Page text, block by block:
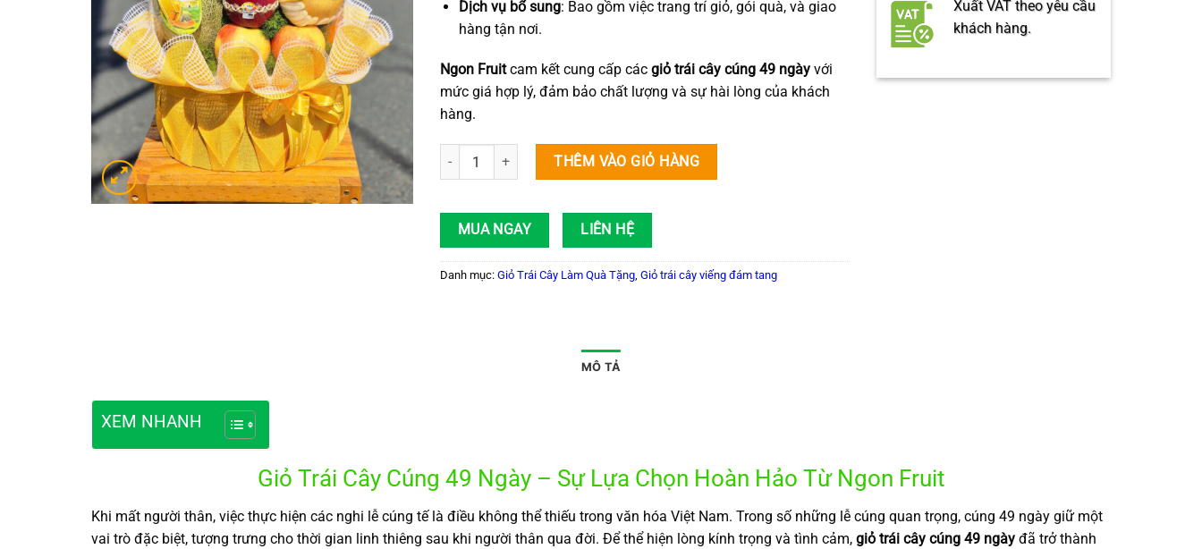
Dịch vụ bổ sung: Bao gồm việc trang trí giỏ, gói quà, và giao
hàng tận nơi.
Ngon Fruitcam kết cung cấp các giỏ trái cây cúng 49 ngày với
mức giá hợp lý, đảm bảo chất lượng và sự hài lòng của khách
hàng.
Giỏ trái cây cúng 49 ngày số lượngTHÊM VÀO GIỎ HÀNG
MUA NGAY LIÊN HỆ
Danh mục: Giỏ Trái Cây Làm Quà Tặng, Giỏ trái cây viếng đám tang
Xuất VAT theo yêu cầu
khách hàng.
MÔ TẢ
XEM NHANH
Giỏ Trái Cây Cúng 49 Ngày – Sự Lựa Chọn Hoàn Hảo Từ Ngon Fruit
Khi mất người thân, việc thực hiện các nghi lễ cúng tế là điều không thể thiếu trong văn hóa Việt Nam. Trong số những lễ cúng quan trọng, cúng 49 ngày giữ một
vai trò đặc biệt, tượng trưng cho thời gian linh thiêng sau khi người thân qua đời. Để thể hiện lòng kính trọng và tình cảm, giỏ trái cây cúng 49 ngày đã trở thành